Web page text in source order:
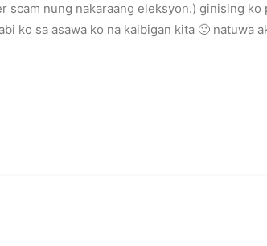
nung nakaraang eleksyon.) ginising ko
ko sa asawa ko na kaibigan kita 🙂 natuwa